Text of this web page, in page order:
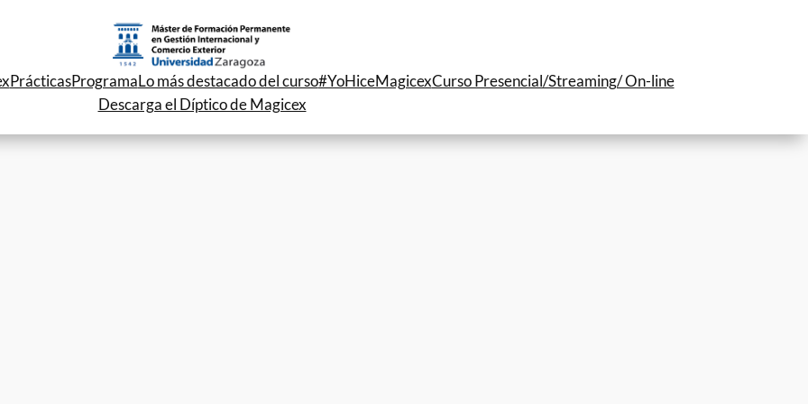
PrácticasProgramaLo más destacado del curso#YoHiceMagicexCurso Presencial/Streaming/ On-line
Descarga el Díptico de Magicex